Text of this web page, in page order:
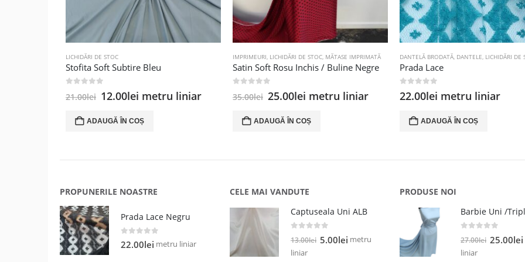
LICHIDĂRI DE STOC
Stofita Soft Subtire Bleu
21.00lei Prețul
a
fost:
12.00lei Prețul
este:
12.00lei.
metru liniar
ADAUGĂ ÎN COȘ
IMPRIMEURI, LICHIDĂRI DE STOC, MĂTASE IMPRIMATĂ
Satin Soft Rosu Inchis / Buline Negre
35.00lei Prețul
a
fost:
25.00lei Prețul
este:
25.00lei.
metru liniar
ADAUGĂ ÎN COȘ
DANTELĂ BRODATĂ, DANTELE, LICHIDĂRI DE
Prada Lace
out of 5
22.00lei metru liniar
ADAUGĂ ÎN COȘ
PROPUNERILE NOASTRE
Prada Lace Negru
0 out of 5
22.00lei metru liniar
CELE MAI VANDUTE
Captuseala Uni ALB
13.00lei Prețul
5.00lei Prețul
metru
liniar
PRODUSE NOI
27.00lei Prețul
25.00lei
liniar